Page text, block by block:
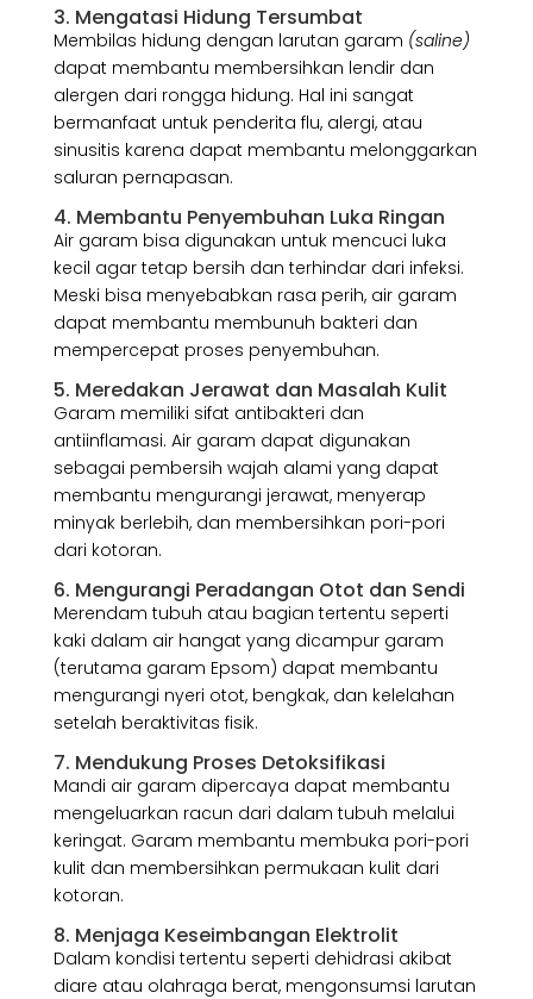
3. Mengatasi Hidung Tersumbat
Membilas hidung dengan larutan garam (saline)
dapat membantu membersihkan lendir dan
alergen dari rongga hidung. Hal ini sangat
bermanfaat untuk penderita flu, alergi, atau
sinusitis karena dapat membantu melonggarkan
saluran pernapasan.
4. Membantu Penyembuhan Luka Ringan
Air garam bisa digunakan untuk mencuci luka
kecil agar tetap bersih dan terhindar dari infeksi.
Meski bisa menyebabkan rasa perih, air garam
dapat membantu membunuh bakteri dan
mempercepat proses penyembuhan.
5. Meredakan Jerawat dan Masalah Kulit
Garam memiliki sifat antibakteri dan
antiinflamasi. Air garam dapat digunakan
sebagai pembersih wajah alami yang dapat
membantu mengurangi jerawat, menyerap
minyak berlebih, dan membersihkan pori-pori
dari kotoran.
6. Mengurangi Peradangan Otot dan Sendi
Merendam tubuh atau bagian tertentu seperti
kaki dalam air hangat yang dicampur garam
(terutama garam Epsom) dapat membantu
mengurangi nyeri otot, bengkak, dan kelelahan
setelah beraktivitas fisik.
7. Mendukung Proses Detoksifikasi
Mandi air garam dipercaya dapat membantu
mengeluarkan racun dari dalam tubuh melalui
keringat. Garam membantu membuka pori-pori
kulit dan membersihkan permukaan kulit dari
kotoran.
8. Menjaga Keseimbangan Elektrolit
Dalam kondisi tertentu seperti dehidrasi akibat
diare atau olahraga berat, mengonsumsi larutan